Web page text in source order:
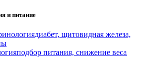
и питание
диабет, щитовидная железа,
подбор питания, снижение веса